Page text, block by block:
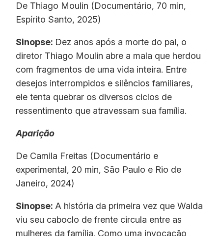
De Thiago Moulin (Documentário, 70 min,
Espírito Santo, 2025)
Sinopse: Dez anos após a morte do pai, o
diretor Thiago Moulin abre a mala que herdou
com fragmentos de uma vida inteira. Entre
desejos interrompidos e silêncios familiares,
ele tenta quebrar os diversos ciclos de
ressentimento que atravessam sua família.
Aparição
De Camila Freitas (Documentário e
experimental, 20 min, São Paulo e Rio de
Janeiro, 2024)
Sinopse: A história da primeira vez que Walda
viu seu caboclo de frente circula entre as
mulheres da família. Como uma invocação